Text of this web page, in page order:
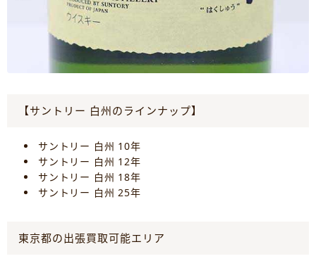
【サントリー 白州のラインナップ】
サントリー 白州 10年
サントリー 白州 12年
サントリー 白州 18年
サントリー 白州 25年
東京都の出張買取可能エリア